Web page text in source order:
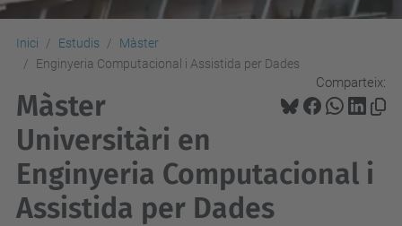
Inici Estudis
Màster
Enginyeria Computacional i Assistida per Dades
Comparteix:
Màster
Universitàri en
Enginyeria Computacional i
Assistida per Dades